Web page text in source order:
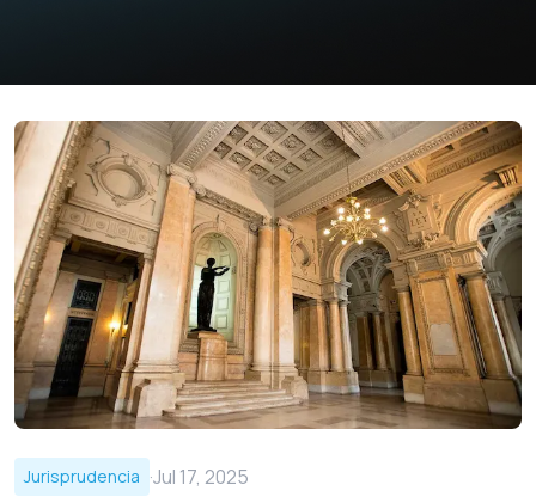
Jurisprudencia ·Jul 17, 2025